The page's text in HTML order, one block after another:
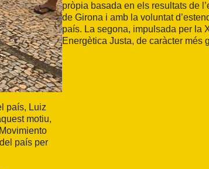
país, Luiz
motiu,
país per
pròpia basada en els resultats de
de Girona i amb la voluntat
país. La segona, impulsada per la
Energètica Justa, de caràcter més